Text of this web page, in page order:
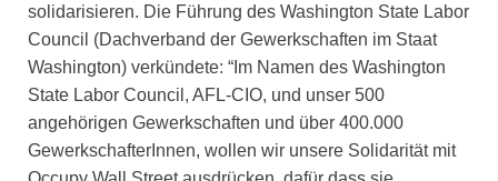
solidarisieren. Die Führung des Washington State Labor
Council (Dachverband der Gewerkschaften im Staat
Washington) verkündete: “Im Namen des Washington
State Labor Council, AFL-CIO, und unser 500
angehörigen Gewerkschaften und über 400.000
GewerkschafterInnen, wollen wir unsere Solidarität mit